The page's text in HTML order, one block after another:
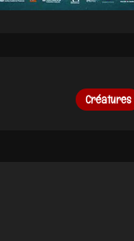
Créatures